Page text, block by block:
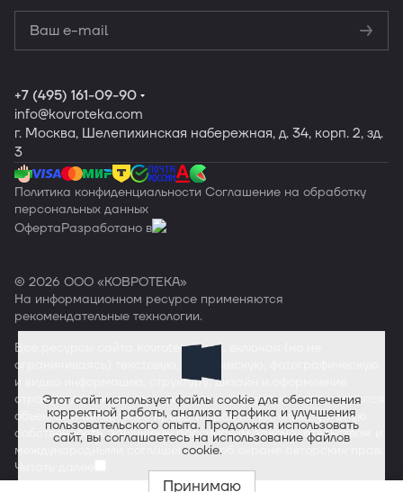
конфиденциальности
Обработку
персональных данных
+7 (495) 161-09-90
info@kovroteka.com
г. Москва, Шелепихинская набережная, д. 34, корп. 2, зд.
3
Политика конфиденциальности Соглашение на обработку
персональных данных
ОфертаРазработано в
© 2026 ООО «КОВРОТЕКА»
На информационном ресурсе применяются
рекомендательные технологии.
Все ресурсы сайта
kovroteka.com
ограничиваясь) текстовую, графическую, фотографическую
и видео информацию, структуру, дизайн и оформление
страниц, доменное имя, фирменное наименование являются
объектами авторского права и прав на интеллектуальную
собственность, защищены российским законодательством и
международными соглашениями об охране авторских прав.
Читать далее
Этот сайт использует файлы cookie для обеспечения
корректной работы, анализа трафика и улучшения
пользовательского опыта. Продолжая использовать
сайт, вы соглашаетесь на использование файлов
cookie.
Принимаю